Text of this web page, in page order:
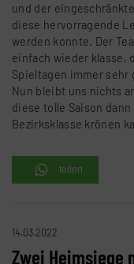
und der
diese hervorragende
werden konnte. Der
einfach wieder klasse,
Spieltagen immer sehr
Nun bleibt uns nichts
diese tolle Saison
Bezirksklasse krönen
teilen
14.03.2022
Zwei Heimsiege